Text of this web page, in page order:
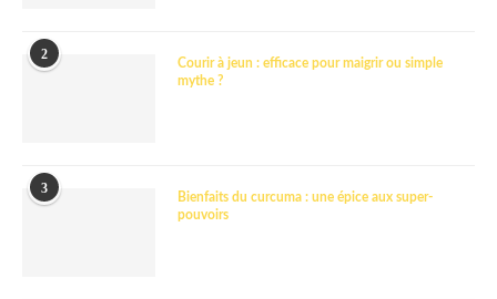
2
Courir à jeun : efficace pour maigrir ou simple
mythe ?
3
Bienfaits du curcuma : une épice aux super-
pouvoirs